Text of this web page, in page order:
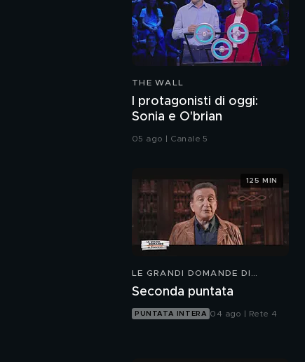
THE WALL
I protagonisti di oggi:
Sonia e O'brian
05 ago | Canale 5
LE GRANDI DOMANDE DI
Seconda puntata
PUNTATA INTERA 04 ago | Rete 4
125 MIN